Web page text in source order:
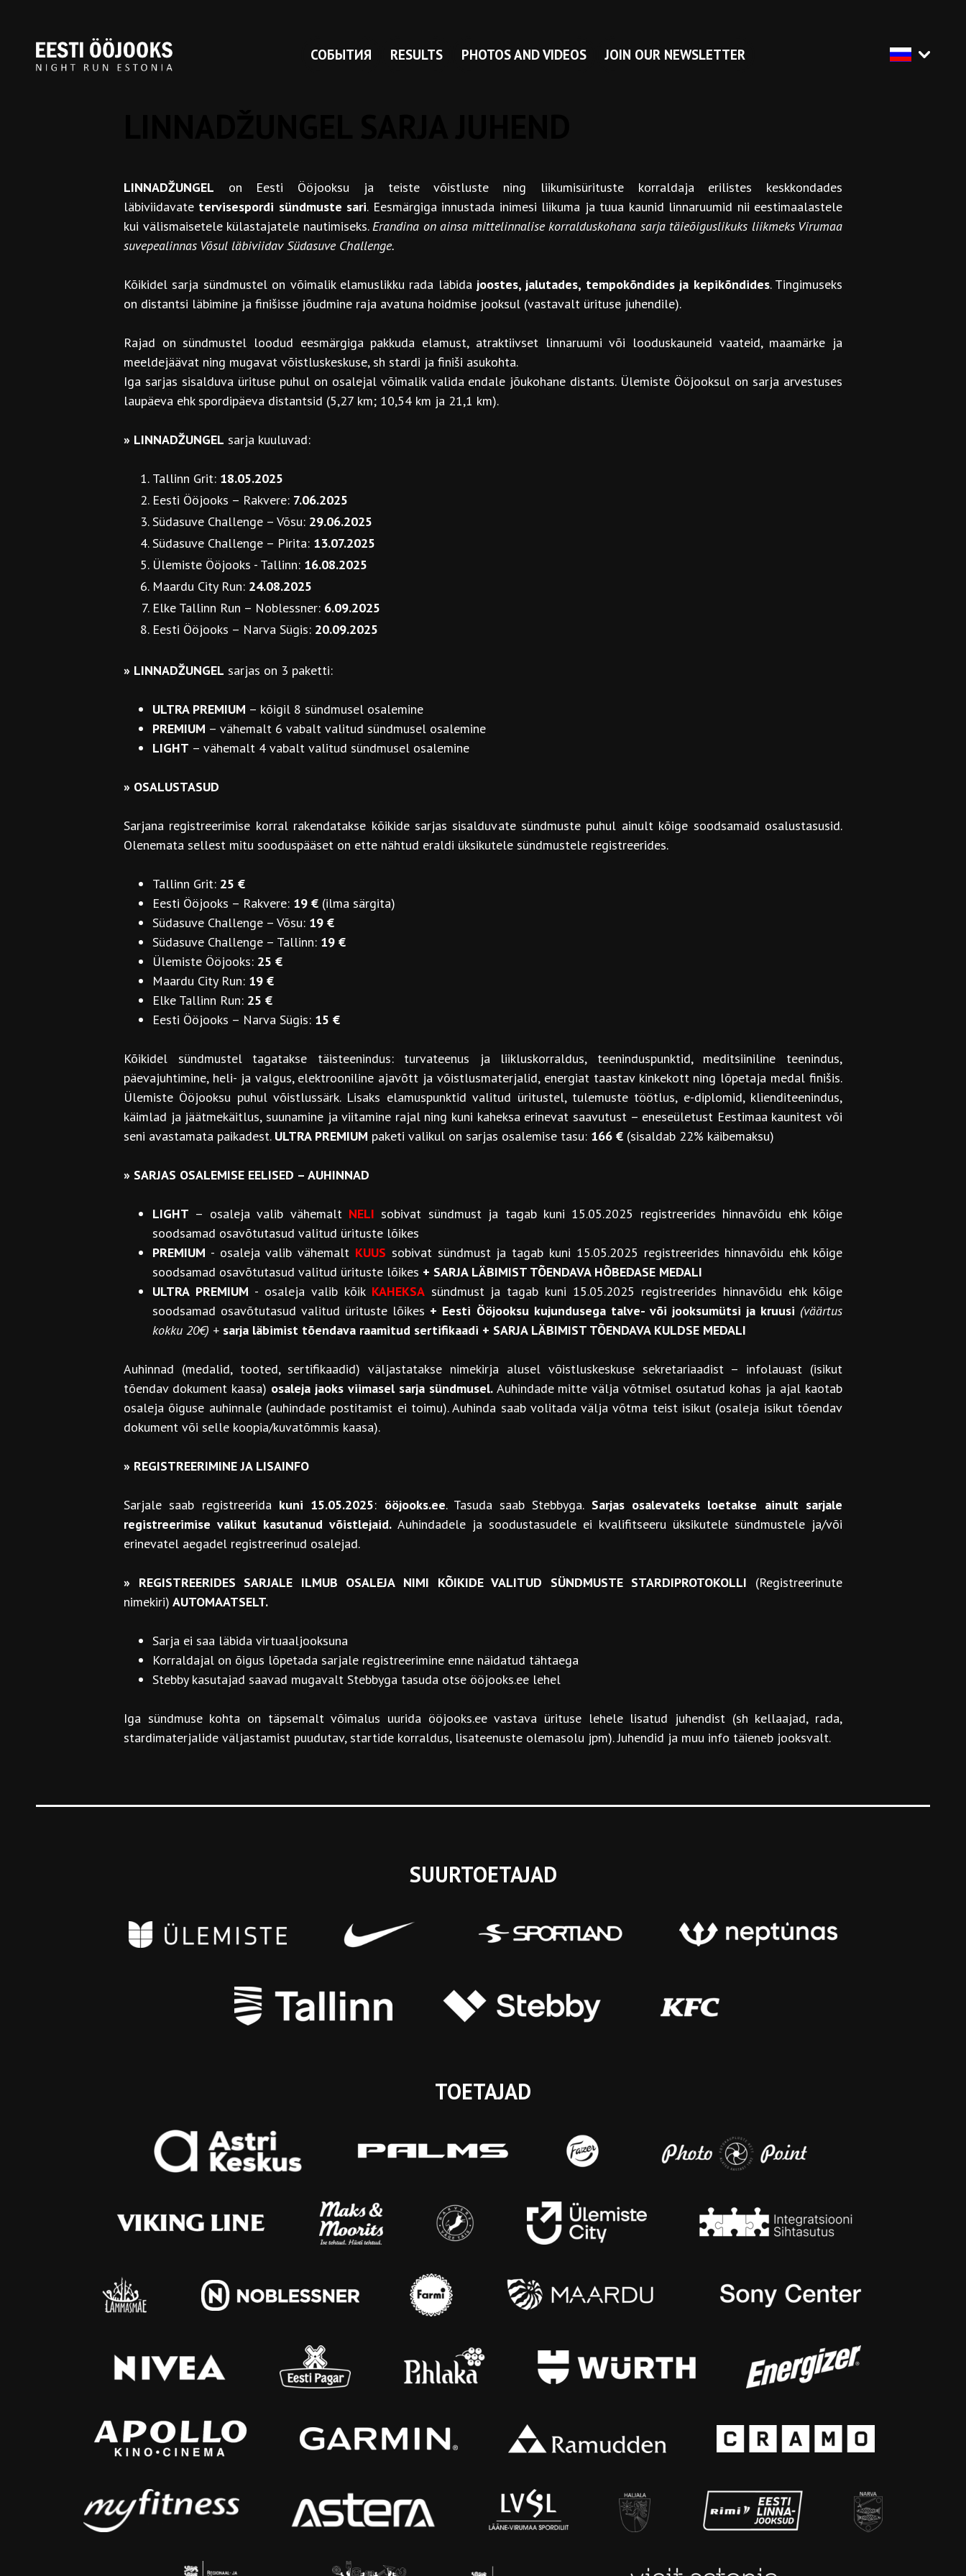
СОБЫТИЯ RESULTS PHOTOS AND VIDEOS JOIN OUR NEWSLETTER
LINNADŽUNGEL on Eesti Ööjooksu ja teiste võistluste ning liikumisürituste korraldaja erilistes keskkondades
läbiviidavate tervisespordi sündmuste sari. Eesmärgiga innustada inimesi liikuma ja tuua kaunid linnaruumid nii eestimaalastele
kui välismaisetele külastajatele nautimiseks.Erandina on ainsa mittelinnalise korralduskohana sarja täieõiguslikuks liikmeks Virumaa
suvepealinnas Võsul läbiviidav Südasuve Challenge.
Kõikidel sarja sündmustel on võimalik elamuslikku rada läbida joostes, jalutades, tempokõndides ja kepikõndides. Tingimuseks
on distantsi läbimine ja finišisse jõudmine raja avatuna hoidmise jooksul (vastavalt ürituse juhendile).
Rajad on sündmustel loodud eesmärgiga pakkuda elamust, atraktiivset linnaruumi või looduskauneid vaateid, maamärke ja
meeldejäävat ning mugavat võistluskeskuse, sh stardi ja finiši asukohta.
Iga sarjas sisalduva ürituse puhul on osalejal võimalik valida endale jõukohane distants. Ülemiste Ööjooksul on sarja arvestuses
laupäeva ehk spordipäeva distantsid (5,27 km; 10,54 km ja 21,1 km).
» LINNADŽUNGEL sarja kuuluvad:
Tallinn Grit: 18.05.2025
Eesti Ööjooks – Rakvere: 7.06.2025
Südasuve Challenge – Võsu: 29.06.2025
Südasuve Challenge – Pirita: 13.07.2025
Ülemiste Ööjooks - Tallinn: 16.08.2025
Maardu City Run: 24.08.2025
Elke Tallinn Run – Noblessner: 6.09.2025
Eesti Ööjooks – Narva Sügis: 20.09.2025
» LINNADŽUNGEL sarjas on 3 paketti:
ULTRA PREMIUM – kõigil 8 sündmusel osalemine
PREMIUM – vähemalt 6 vabalt valitud sündmusel osalemine
LIGHT – vähemalt 4 vabalt valitud sündmusel osalemine
» OSALUSTASUD
Sarjana registreerimise korral rakendatakse kõikide sarjas sisalduvate sündmuste puhul ainult kõige soodsamaid osalustasusid.
Olenemata sellest mitu sooduspääset on ette nähtud eraldi üksikutele sündmustele registreerides.
Tallinn Grit: 25 €
Eesti Ööjooks – Rakvere: 19 € (ilma särgita)
Südasuve Challenge – Võsu: 19 €
Südasuve Challenge – Tallinn: 19 €
Ülemiste Ööjooks: 25 €
Maardu City Run: 19 €
Elke Tallinn Run: 25 €
Eesti Ööjooks – Narva Sügis: 15 €
Kõikidel sündmustel tagatakse täisteenindus: turvateenus ja liikluskorraldus, teeninduspunktid, meditsiiniline teenindus,
päevajuhtimine, heli- ja valgus, elektrooniline ajavõtt ja võistlusmaterjalid, energiat taastav kinkekott ning lõpetaja medal finišis.
Ülemiste Ööjooksu puhul võistlussärk. Lisaks elamuspunktid valitud üritustel, tulemuste töötlus, e-diplomid, klienditeenindus,
käimlad ja jäätmekäitlus, suunamine ja viitamine rajal ning kuni kaheksa erinevat saavutust – eneseületust Eestimaa kaunitest või
seni avastamata paikadest. ULTRA PREMIUM paketi valikul on sarjas osalemise tasu: 166 € (sisaldab 22% käibemaksu)
» SARJAS OSALEMISE EELISED – AUHINNAD
LIGHT – osaleja valib vähemalt NELI sobivat sündmust ja tagab kuni 15.05.2025 registreerides hinnavõidu ehk kõige
soodsamad osavõtutasud valitud ürituste lõikes
PREMIUM - osaleja valib vähemalt KUUS sobivat sündmust ja tagab kuni 15.05.2025 registreerides hinnavõidu ehk kõige
soodsamad osavõtutasud valitud ürituste lõikes + SARJA LÄBIMIST TÕENDAVA HÕBEDASE MEDALI
ULTRA PREMIUM - osaleja valib kõik KAHEKSAsündmust ja tagab kuni 15.05.2025 registreerides hinnavõidu ehk kõige
soodsamad osavõtutasud valitud ürituste lõikes + Eesti Ööjooksu kujundusega talve- või jooksumütsi ja kruusi (väärtus
kokku 20€) + sarja läbimist tõendava raamitud sertifikaadi + SARJA LÄBIMIST TÕENDAVA KULDSE MEDALI
Auhinnad (medalid, tooted, sertifikaadid) väljastatakse nimekirja alusel võistluskeskuse sekretariaadist – infolauast (isikut
tõendav dokument kaasa) osaleja jaoks viimasel sarja sündmusel.Auhindade mitte välja võtmisel osutatud kohas ja ajal kaotab
osaleja õiguse auhinnale (auhindade postitamist ei toimu). Auhinda saab volitada välja võtma teist isikut (osaleja isikut tõendav
dokument või selle koopia/kuvatõmmis kaasa).
» REGISTREERIMINE JA LISAINFO
Sarjale saab registreerida kuni 15.05.2025: ööjooks.ee. Tasuda saab Stebbyga. Sarjas osalevateks loetakse ainult sarjale
registreerimise valikut kasutanud võistlejaid. Auhindadele ja soodustasudele ei kvalifitseeru üksikutele sündmustele ja/või
erinevatel aegadel registreerinud osalejad.
» REGISTREERIDES SARJALE ILMUB OSALEJA NIMI KÕIKIDE VALITUD SÜNDMUSTE STARDIPROTOKOLLI (Registreerinute
nimekiri) AUTOMAATSELT.
Sarja ei saa läbida virtuaaljooksuna
Korraldajal on õigus lõpetada sarjale registreerimine enne näidatud tähtaega
Stebby kasutajad saavad mugavalt Stebbyga tasuda otse ööjooks.ee lehel
Iga sündmuse kohta on täpsemalt võimalus uurida ööjooks.ee vastava ürituse lehele lisatud juhendist (sh kellaajad, rada,
stardimaterjalide väljastamist puudutav, startide korraldus, lisateenuste olemasolu jpm). Juhendid ja muu info täieneb jooksvalt.
SUURTOETAJAD
TOETAJAD